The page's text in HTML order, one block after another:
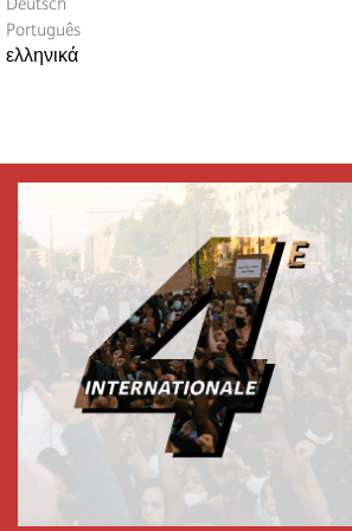
Português
ελληνικά